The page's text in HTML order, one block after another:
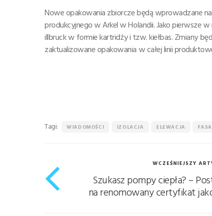
Nowe opakowania zbiorcze będą wprowadzane
produkcyjnego w Arkel w Holandii. Jako pierwsze
illbruck w formie kartridży i tzw. kiełbas. Zmiany
zaktualizowane opakowania w całej linii
Tagi: WIADOMOŚCI IZOLACJA ELEWACJA
WCZEŚNIEJSZY
Szukasz pompy ciepła? –
na renomowany certyfikat